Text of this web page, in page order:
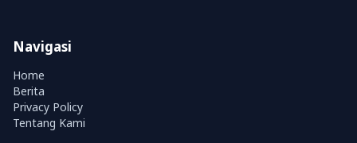
Navigasi
Home
Berita
Privacy Policy
Tentang Kami